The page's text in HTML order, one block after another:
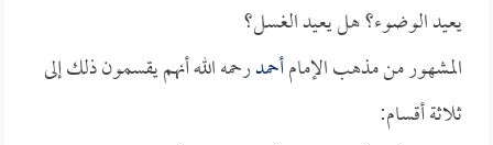
يعيد الوضوء؟ هل يعيد الغسل؟
المشهور من مذهب الإمامأحمدرحمه الله أنهم يقسمون ذلك إلى
ثلاثة أقسام: